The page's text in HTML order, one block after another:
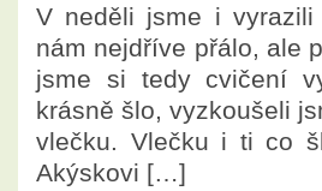
V neděli jsme i
nám nejdříve přálo, ale
jsme si tedy cvičení
krásně šlo, vyzkoušeli
vlečku. Vlečku i ti co
Akýskovi […]